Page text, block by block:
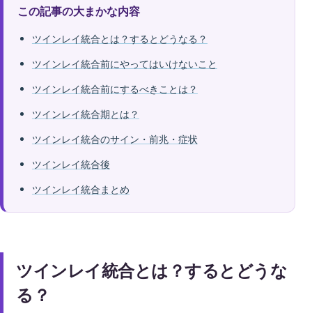
この記事の大まかな内容
ツインレイ統合とは？するとどうなる？
ツインレイ統合前にやってはいけないこと
ツインレイ統合前にするべきことは？
ツインレイ統合期とは？
ツインレイ統合のサイン・前兆・症状
ツインレイ統合後
ツインレイ統合まとめ
ツインレイ統合とは？するとどうな
る？